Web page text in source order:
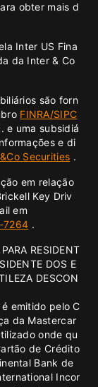
obter mais d
Inter US Fina
da Inter & Co
são forn
FINRA/SIPC
e uma subsidiá
e di
Securities .
em relação
Key Driv
em
7264 .
RESIDENT
DOS E
DESCON
emitido pelo C
da Mastercar
onde qu
de Crédito
Bank de
Incor